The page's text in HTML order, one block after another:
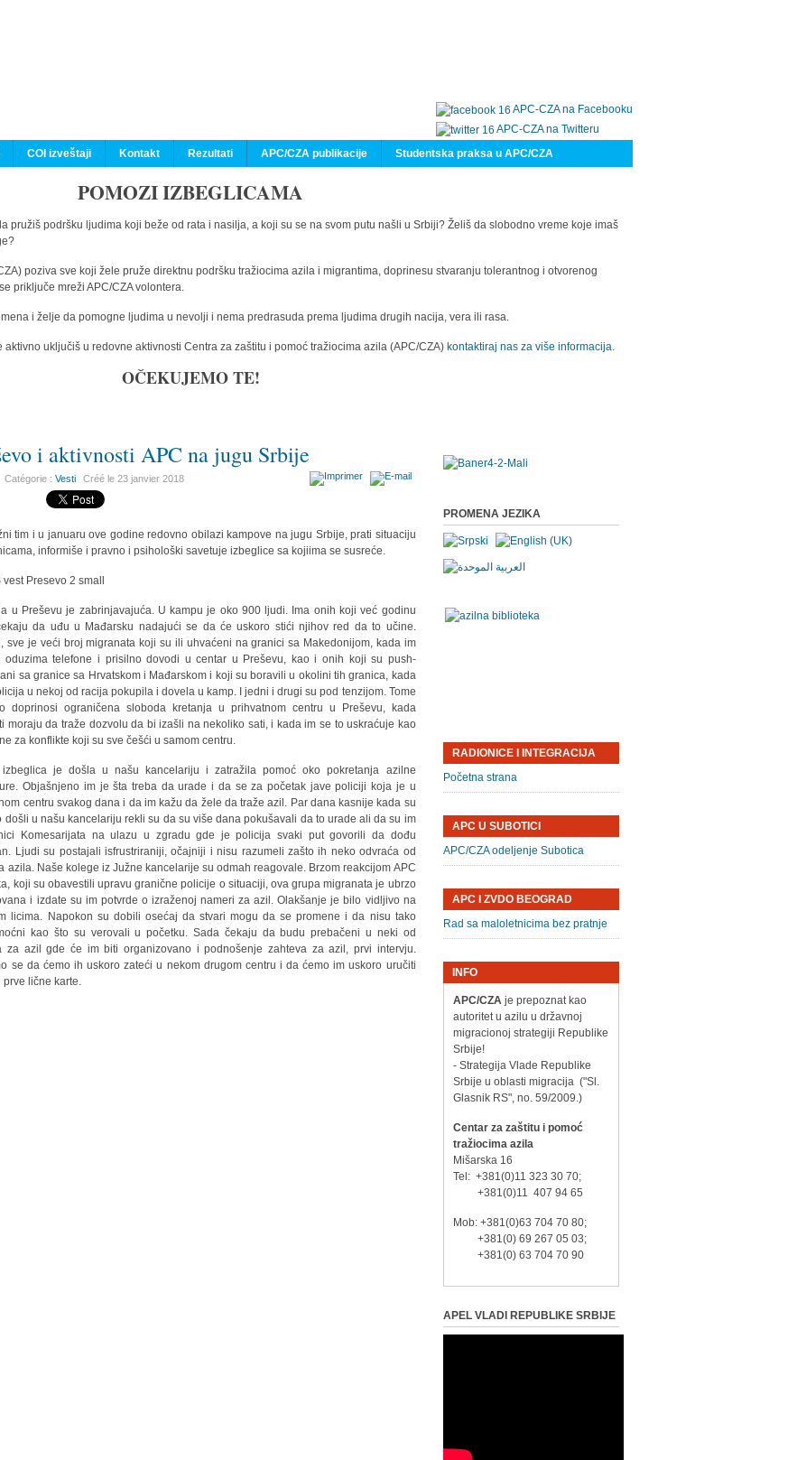
APC-CZA na Facebooku
APC-CZA na Twitteru
COI izveštaji Kontakt Rezultati APC/CZA publikacije Studentska praksa u APC/CZA
POMOZI IZBEGLICAMA
pružiš podršku ljudima koji beže od rata i nasilja, a koji su se na svom putu našli u Srbiji? Želiš da slobodno vreme koje imaš
poziva sve koji žele pruže direktnu podršku tražiocima azila i migrantima, doprinesu stvaranju tolerantnog i otvorenog
priključe mreži APC/CZA volontera.
i želje da pomogne ljudima u nevolji i nema predrasuda prema ljudima drugih nacija, vera ili rasa.
uključiš u redovne aktivnosti Centra za zaštitu i pomoć tražiocima azila (APC/CZA) kontaktiraj nas za više informacija.
OČEKUJEMO TE!
i aktivnosti APC na jugu Srbije
Catégorie :Vesti Créé le23 janvier 2018
tim i u januaru ove godine redovno obilazi kampove na jugu Srbije, prati situaciju
informiše i pravno i psihološki savetuje izbeglice sa kojiima se susreće.
u Preševu je zabrinjavajuća. U kampu je oko 900 ljudi. Ima onih koji već godinu
da uđu u Mađarsku nadajući se da će uskoro stići njihov red da to učine.
sve je veći broj migranata koji su ili uhvaćeni na granici sa Makedonijom, kada im
oduzima telefone i prisilno dovodi u centar u Preševu, kao i onih koji su push-
sa granice sa Hrvatskom i Mađarskom i koji su boravili u okolini tih granica, kada
u nekoj od racija pokupila i dovela u kamp. I jedni i drugi su pod tenzijom. Tome
doprinosi ograničena sloboda kretanja u prihvatnom centru u Preševu, kada
moraju da traže dozvolu da bi izašli na nekoliko sati, i kada im se to uskraćuje kao
za konflikte koji su sve češći u samom centru.
izbeglica je došla u našu kancelariju i zatražila pomoć oko pokretanja azilne
Objašnjeno im je šta treba da urade i da se za početak jave policiji koja je u
centru svakog dana i da im kažu da žele da traže azil. Par dana kasnije kada su
došli u našu kancelariju rekli su da su više dana pokušavali da to urade ali da su im
Komesarijata na ulazu u zgradu gde je policija svaki put govorili da dođu
Ljudi su postajali isfrustriraniji, očajniji i nisu razumeli zašto ih neko odvraća od
azila. Naše kolege iz Južne kancelarije su odmah reagovale. Brzom reakcijom APC
koji su obavestili upravu granične policije o situaciji, ova grupa migranata je ubrzo
i izdate su im potvrde o izraženoj nameri za azil. Olakšanje je bilo vidljivo na
licima. Napokon su dobili osećaj da stvari mogu da se promene i da nisu tako
kao što su verovali u početku. Sada čekaju da budu prebačeni u neki od
za azil gde će im biti organizovano i podnošenje zahteva za azil, prvi intervju.
se da ćemo ih uskoro zateći u nekom drugom centru i da ćemo im uskoro uručiti
prve lične karte.
PROMENA JEZIKA
RADIONICE I INTEGRACIJA
Početna strana
APC U SUBOTICI
APC/CZA odeljenje Subotica
APC I ZVDO BEOGRAD
Rad sa maloletnicima bez pratnje
INFO
APC/CZAje prepoznat kao
autoritet u azilu u državnoj
migracionoj strategiji Republike
Srbije!
- Strategija Vlade Republike
Srbije u oblasti migracija ("Sl.
Glasnik RS", no. 59/2009.)
Centar za zaštitu i pomoć
tražiocima azila
Mišarska 16
Tel: +381(0)11 323 30 70;
+381(0)11 407 94 65
Mob: +381(0)63 704 70 80;
+381(0) 69 267 05 03;
+381(0) 63 704 70 90
APEL VLADI REPUBLIKE SRBIJE